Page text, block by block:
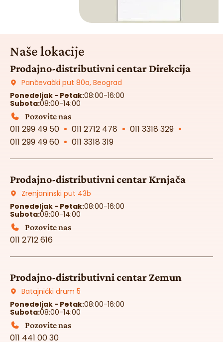
Naše lokacije
Prodajno-distributivni centar Direkcija
Pančevački put 80a, Beograd
Ponedeljak - Petak:08:00-16:00
Subota:08:00-14:00
Pozovite nas
011 299 49 50 011 2712 478
011 3318 329
011 299 49 60
011 3318 319
Prodajno-distributivni centar Krnjača
Zrenjaninski put 43b
Ponedeljak - Petak:08:00-16:00
Subota:08:00-14:00
Pozovite nas
011 2712 616
Prodajno-distributivni centar Zemun
Batajnički drum 5
Ponedeljak - Petak:08:00-16:00
Subota:08:00-14:00
Pozovite nas
011 441 00 30